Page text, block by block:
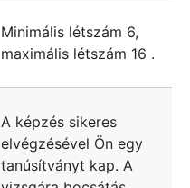
Minimális létszám 6,
maximális létszám 16 .
A képzés sikeres
elvégzésével Ön egy
tanúsítványt kap. A